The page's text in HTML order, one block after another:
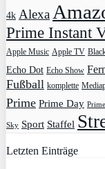
4k Alexa
Prime Instant
Apple Music Apple TV
Echo Dot Echo Show
Fußball komplette
Prime Prime Day
Sky Sport Staffel
Letzten Einträge